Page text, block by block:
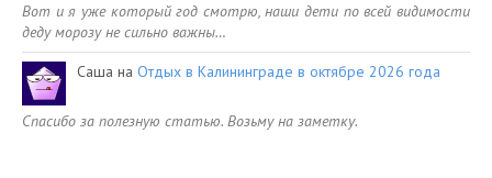
Вот и я уже который год смотрю, наши дети по всей видимости
деду морозу не сильно важны…
Саша на Отдых в Калининграде в октябре 2026 года
Спасибо за полезную статью. Возьму на заметку.